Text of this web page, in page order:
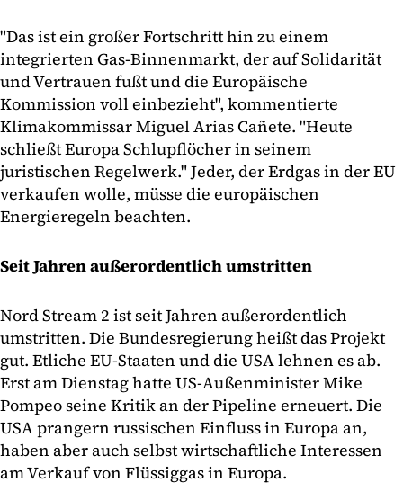
"Das ist ein großer Fortschritt hin zu einem
integrierten Gas-Binnenmarkt, der auf Solidarität
und Vertrauen fußt und die Europäische
Kommission voll einbezieht", kommentierte
Klimakommissar Miguel Arias Cañete. "Heute
schließt Europa Schlupflöcher in seinem
juristischen Regelwerk." Jeder, der Erdgas in der EU
verkaufen wolle, müsse die europäischen
Energieregeln beachten.
Seit Jahren außerordentlich umstritten
Nord Stream 2 ist seit Jahren außerordentlich
umstritten. Die Bundesregierung heißt das Projekt
gut. Etliche EU-Staaten und die USA lehnen es ab.
Erst am Dienstag hatte US-Außenminister Mike
Pompeo seine Kritik an der Pipeline erneuert. Die
USA prangern russischen Einfluss in Europa an,
haben aber auch selbst wirtschaftliche Interessen
am Verkauf von Flüssiggas in Europa.